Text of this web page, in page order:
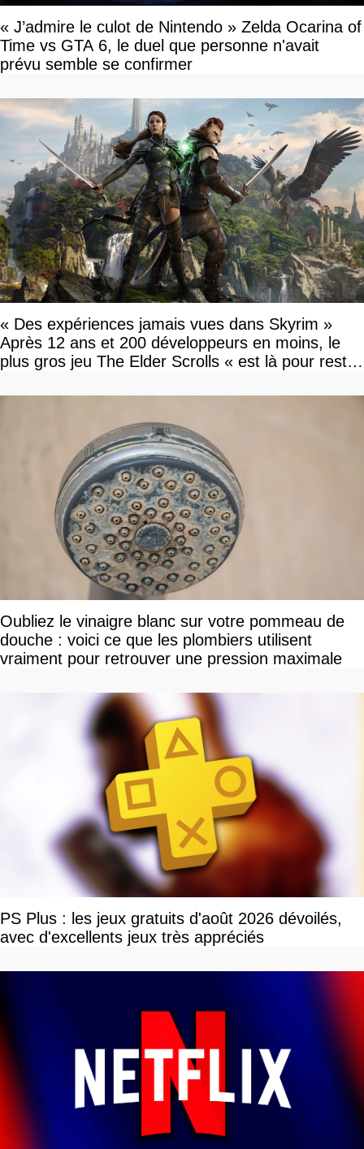
« J’admire le culot de Nintendo » Zelda Ocarina of
Time vs GTA 6, le duel que personne n'avait
prévu semble se confirmer
« Des expériences jamais vues dans Skyrim »
Après 12 ans et 200 développeurs en moins, le
plus gros jeu The Elder Scrolls « est là pour rester
Oubliez le vinaigre blanc sur votre pommeau de
douche : voici ce que les plombiers utilisent
vraiment pour retrouver une pression maximale
PS Plus : les jeux gratuits d'août 2026 dévoilés,
avec d'excellents jeux très appréciés